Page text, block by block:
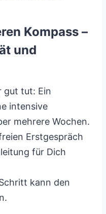
Kompass –
und
gut tut: Ein
intensive
mehrere Wochen.
Erstgespräch
für Dich
kann den